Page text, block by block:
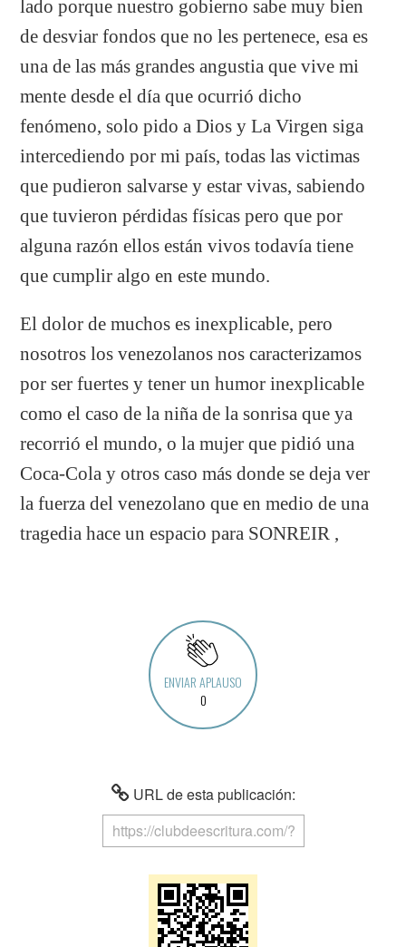
lado porque nuestro gobierno sabe muy bien
de desviar fondos que no les pertenece, esa es
una de las más grandes angustia que vive mi
mente desde el día que ocurrió dicho
fenómeno, solo pido a Dios y La Virgen siga
intercediendo por mi país, todas las victimas
que pudieron salvarse y estar vivas, sabiendo
que tuvieron pérdidas físicas pero que por
alguna razón ellos están vivos todavía tiene
que cumplir algo en este mundo.
El dolor de muchos es inexplicable, pero
nosotros los venezolanos nos caracterizamos
por ser fuertes y tener un humor inexplicable
como el caso de la niña de la sonrisa que ya
recorrió el mundo, o la mujer que pidió una
Coca-Cola y otros caso más donde se deja ver
la fuerza del venezolano que en medio de una
tragedia hace un espacio para SONREIR ,
ENVIAR APLAUSO
0
URL de esta publicación: